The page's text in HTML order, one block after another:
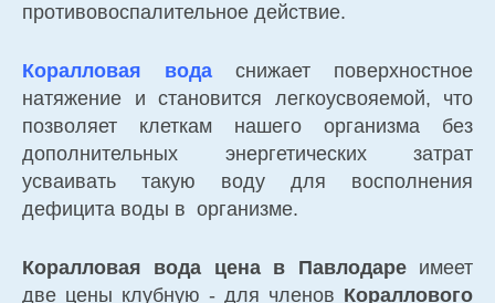
противовоспалительное действие.
Коралловая вода снижает поверхностное
натяжение и становится легкоусвояемой, что
позволяет клеткам нашего организма без
дополнительных энергетических затрат
усваивать такую воду для восполнения
дефицита воды в организме.
Коралловая вода цена в Павлодаре имеет
две цены клубную - для членов Кораллового